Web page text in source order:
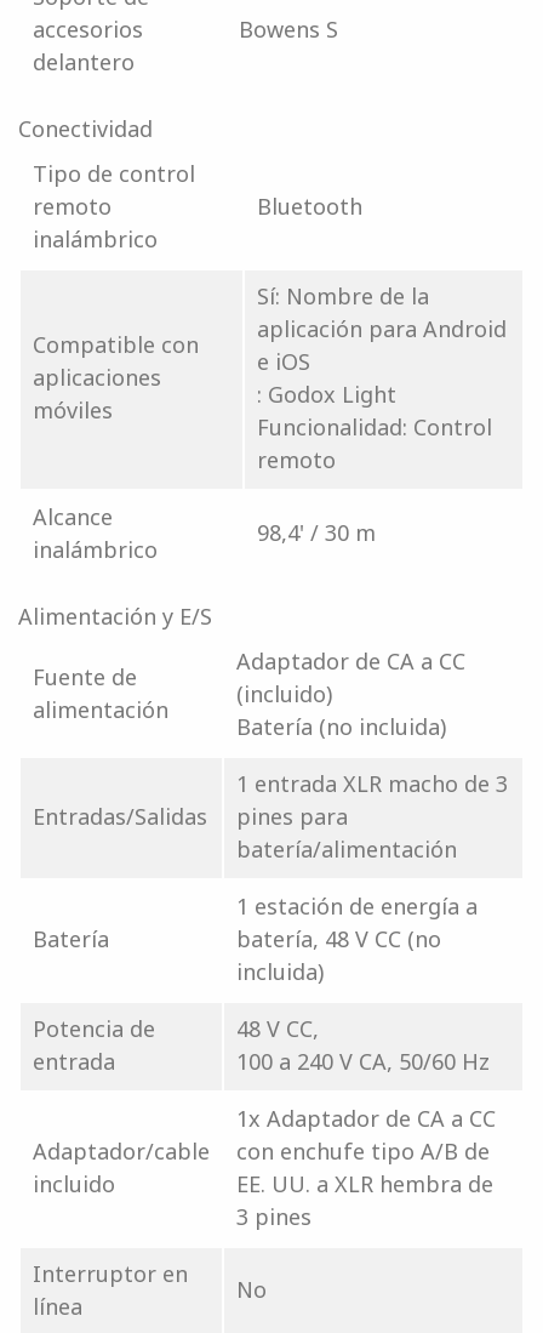
accesorios
delantero
Bowens S
Conectividad
Tipo de control
remoto
inalámbrico
Bluetooth
Compatible con
aplicaciones
móviles
Sí: Nombre de la
aplicación para Android
e iOS
: Godox Light
Funcionalidad: Control
remoto
Alcance
inalámbrico
98,4' / 30 m
Alimentación y E/S
Fuente de
alimentación
Adaptador de CA a CC
(incluido)
Batería (no incluida)
Entradas/Salidas
1 entrada XLR macho de 3
pines para
batería/alimentación
Batería
1 estación de energía a
batería, 48 V CC (no
incluida)
Potencia de
entrada
48 V CC,
100 a 240 V CA, 50/60 Hz
Adaptador/cable
incluido
1x Adaptador de CA a CC
con enchufe tipo A/B de
EE. UU. a XLR hembra de
3 pines
Interruptor en
línea
No